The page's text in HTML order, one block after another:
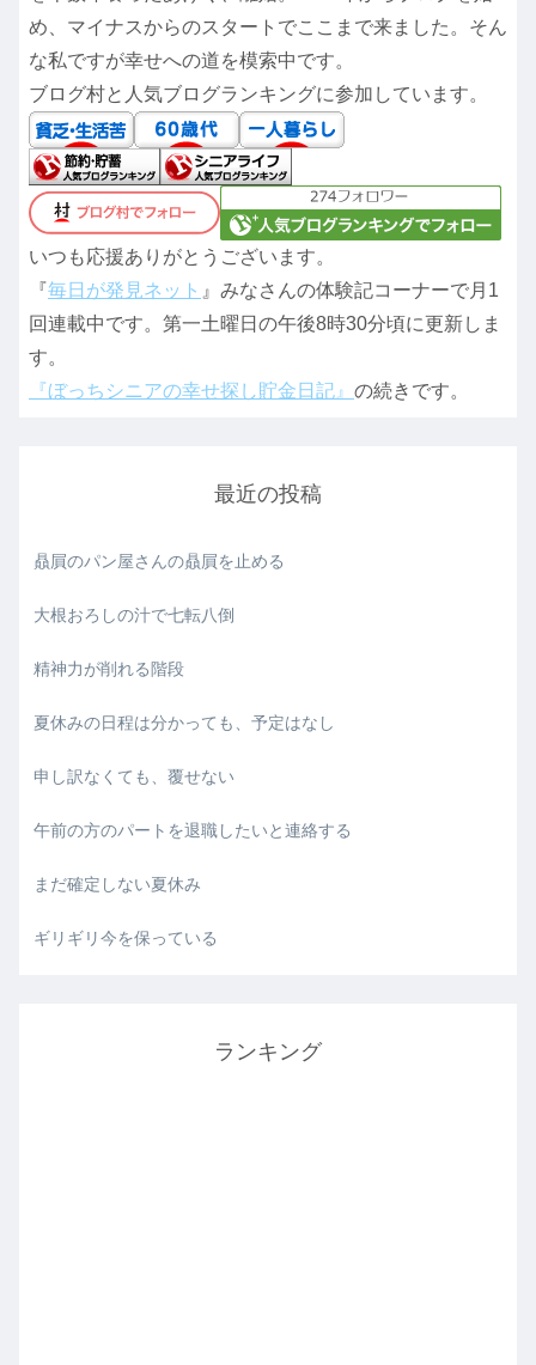
め、マイナスからのスタートでここまで来ました。そん
な私ですが幸せへの道を模索中です。
ブログ村と人気ブログランキングに参加しています。
いつも応援ありがとうございます。
『毎日が発見ネット 』みなさんの体験記コーナーで月1
回連載中です。第一土曜日の午後8時30分頃に更新しま
す。
『ぼっちシニアの幸せ探し貯金日記』 の続きです。
最近の投稿
贔屓のパン屋さんの贔屓を止める
大根おろしの汁で七転八倒
精神力が削れる階段
夏休みの日程は分かっても、予定はなし
申し訳なくても、覆せない
午前の方のパートを退職したいと連絡する
まだ確定しない夏休み
ギリギリ今を保っている
ランキング